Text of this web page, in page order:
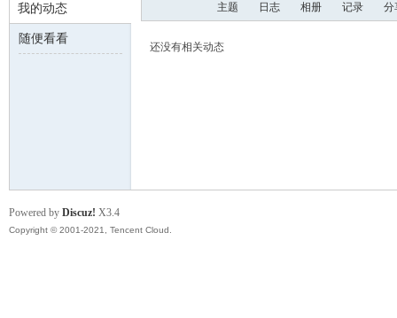
我的动态
随便看看
主题 日志 相册 记录 分
还没有相关动态
Powered by Discuz! X3.4
Copyright © 2001-2021, Tencent Cloud.